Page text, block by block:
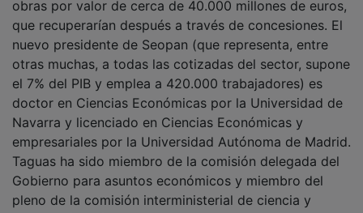
obras por valor de cerca de 40.000 millones de euros,
que recuperarían después a través de concesiones. El
nuevo presidente de Seopan (que representa, entre
otras muchas, a todas las cotizadas del sector, supone
el 7% del PIB y emplea a 420.000 trabajadores) es
doctor en Ciencias Económicas por la Universidad de
Navarra y licenciado en Ciencias Económicas y
empresariales por la Universidad Autónoma de Madrid.
Taguas ha sido miembro de la comisión delegada del
Gobierno para asuntos económicos y miembro del
pleno de la comisión interministerial de ciencia y